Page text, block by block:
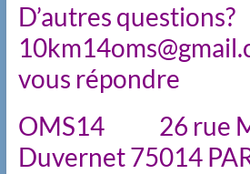
D’autres questions?
vous répondre
OMS14 26 rue
Duvernet 75014